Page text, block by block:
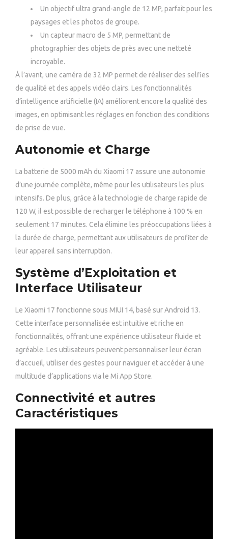
Un objectif ultra grand-angle de 12 MP, parfait pour les
paysages et les photos de groupe.
Un capteur macro de 5 MP, permettant de
photographier des objets de près avec une netteté
incroyable.
À l’avant, une caméra de 32 MP permet de réaliser des selfies
de qualité et des appels vidéo clairs. Les fonctionnalités
d’intelligence artificielle (IA) améliorent encore la qualité des
images, en optimisant les réglages en fonction des conditions
de prise de vue.
Autonomie et Charge
La batterie de 5000 mAh du Xiaomi 17 assure une autonomie
d’une journée complète, même pour les utilisateurs les plus
intensifs. De plus, grâce à la technologie de charge rapide de
120 W, il est possible de recharger le téléphone à 100 % en
seulement 17 minutes. Cela élimine les préoccupations liées à
la durée de charge, permettant aux utilisateurs de profiter de
leur appareil sans interruption.
Système d’Exploitation et
Interface Utilisateur
Le Xiaomi 17 fonctionne sous MIUI 14, basé sur Android 13.
Cette interface personnalisée est intuitive et riche en
fonctionnalités, offrant une expérience utilisateur fluide et
agréable. Les utilisateurs peuvent personnaliser leur écran
d’accueil, utiliser des gestes pour naviguer et accéder à une
multitude d’applications via le Mi App Store.
Connectivité et autres
Caractéristiques